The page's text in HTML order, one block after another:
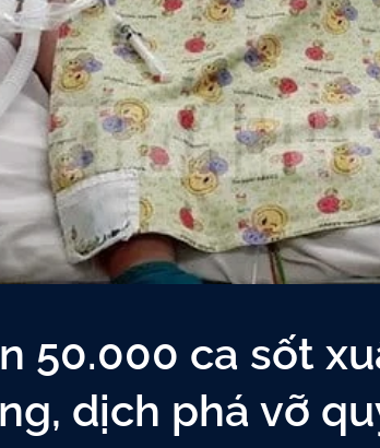
50.000 ca sốt
dịch phá vỡ